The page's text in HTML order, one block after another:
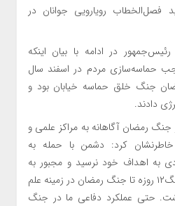
فصل‌الخطاب رویارویی جوانان در
در ادامه با بیان اینکه
حماسه‌سازی مردم در اسفند سال
جنگ خلق حماسه خیابان بود و
دادند.
جنگ رمضان آگاهانه به مراکز علمی و
کرد: دشمن با حمله به
به اهداف خود نرسید و مجبور به
تسلیم شد. کشور در فاصله جنگ۱۲ روزه تا جنگ رمضان در زمینه علم
حتی عملکرد دفاعی ما در جنگ